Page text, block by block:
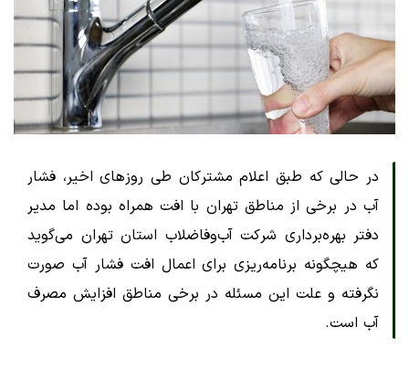
در حالی که طبق اعلام مشترکان طی روزهای اخیر، فشار
آب در برخی از مناطق تهران با افت همراه بوده اما مدیر
دفتر بهره‌برداری شرکت آب‌وفاضلاب استان تهران می‌گوید
که هیچگونه برنامه‌ریزی برای اعمال افت فشار آب صورت
نگرفته و علت این مسئله در برخی مناطق افزایش مصرف
آب است.